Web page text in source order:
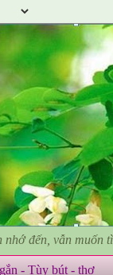
đến, vẫn muốn
- Tùy bút - thơ